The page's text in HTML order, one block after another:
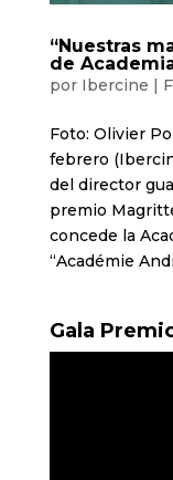
“Nuestras
de
por Ibercine |
Foto: Olivier
febrero
del director
premio
concede la
“Académie
Gala